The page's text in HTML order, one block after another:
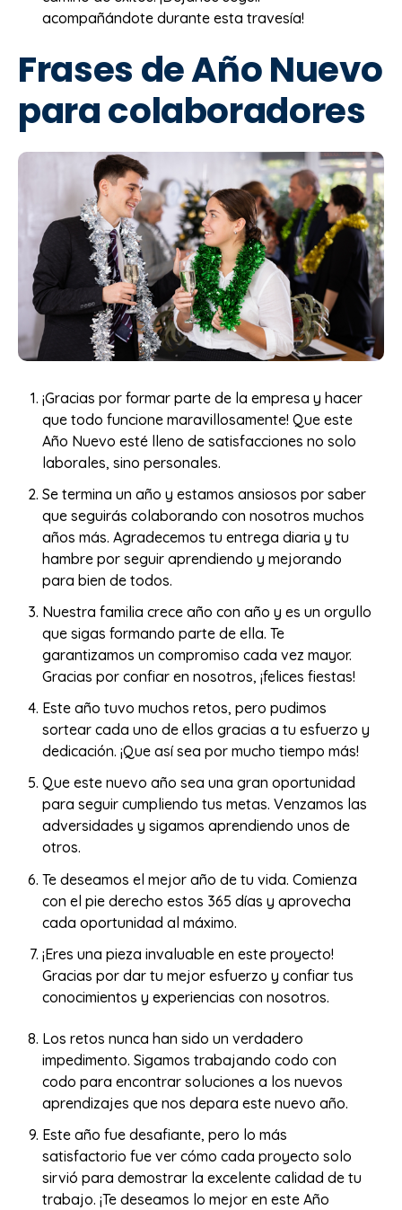
acompañándote durante esta travesía!
Frases de Año Nuevo
para colaboradores
¡Gracias por formar parte de la empresa y hacer
que todo funcione maravillosamente! Que este
Año Nuevo esté lleno de satisfacciones no solo
laborales, sino personales.
Se termina un año y estamos ansiosos por saber
que seguirás colaborando con nosotros muchos
años más. Agradecemos tu entrega diaria y tu
hambre por seguir aprendiendo y mejorando
para bien de todos.
Nuestra familia crece año con año y es un orgullo
que sigas formando parte de ella. Te
garantizamos un compromiso cada vez mayor.
Gracias por confiar en nosotros, ¡felices fiestas!
Este año tuvo muchos retos, pero pudimos
sortear cada uno de ellos gracias a tu esfuerzo y
dedicación. ¡Que así sea por mucho tiempo más!
Que este nuevo año sea una gran oportunidad
para seguir cumpliendo tus metas. Venzamos las
adversidades y sigamos aprendiendo unos de
otros.
Te deseamos el mejor año de tu vida. Comienza
con el pie derecho estos 365 días y aprovecha
cada oportunidad al máximo.
¡Eres una pieza invaluable en este proyecto!
Gracias por dar tu mejor esfuerzo y confiar tus
conocimientos y experiencias con nosotros.
Los retos nunca han sido un verdadero
impedimento. Sigamos trabajando codo con
codo para encontrar soluciones a los nuevos
aprendizajes que nos depara este nuevo año.
Este año fue desafiante, pero lo más
satisfactorio fue ver cómo cada proyecto solo
sirvió para demostrar la excelente calidad de tu
trabajo. ¡Te deseamos lo mejor en este Año